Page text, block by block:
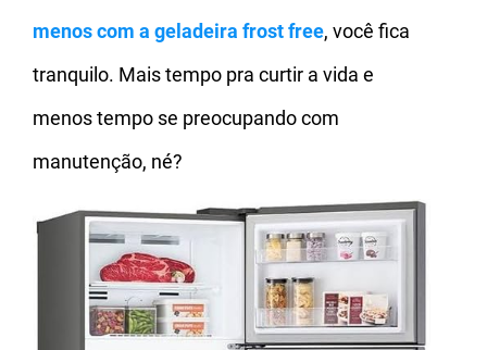
menos com a geladeira frost free, você fica
tranquilo. Mais tempo pra curtir a vida e
menos tempo se preocupando com
manutenção, né?